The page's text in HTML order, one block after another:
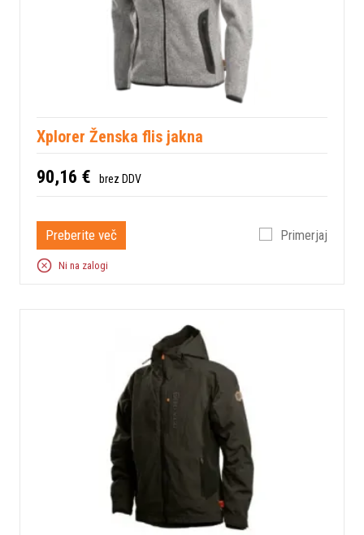
Xplorer Ženska flis jakna
90,16 € brez DDV
Preberite več Primerjaj
Ni na zalogi